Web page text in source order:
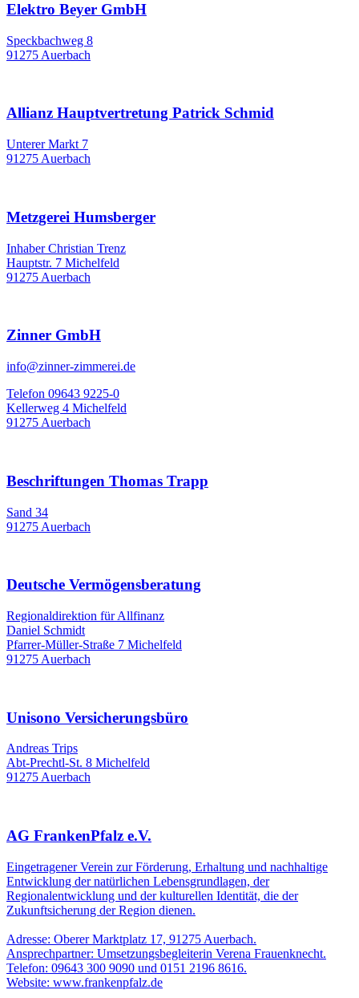
Elektro Beyer GmbH
Speckbachweg 8
91275 Auerbach
Allianz Hauptvertretung Patrick Schmid
Unterer Markt 7
91275 Auerbach
Metzgerei Humsberger
Inhaber Christian Trenz
Hauptstr. 7 Michelfeld
91275 Auerbach
Zinner GmbH
info@zinner-zimmerei.de
Telefon 09643 9225-0
Kellerweg 4 Michelfeld
91275 Auerbach
Beschriftungen Thomas Trapp
Sand 34
91275 Auerbach
Deutsche Vermögensberatung
Regionaldirektion für Allfinanz
Daniel Schmidt
Pfarrer-Müller-Straße 7 Michelfeld
91275 Auerbach
Unisono Versicherungsbüro
Andreas Trips
Abt-Prechtl-St. 8 Michelfeld
91275 Auerbach
AG FrankenPfalz e.V.
Eingetragener Verein zur Förderung, Erhaltung und nachhaltige
Entwicklung der natürlichen Lebensgrundlagen, der
Regionalentwicklung und der kulturellen Identität, die der
Zukunftsicherung der Region dienen.
Adresse: Oberer Marktplatz 17, 91275 Auerbach.
Ansprechpartner: Umsetzungsbegleiterin Verena Frauenknecht.
Telefon: 09643 300 9090 und 0151 2196 8616.
Website: www.frankenpfalz.de